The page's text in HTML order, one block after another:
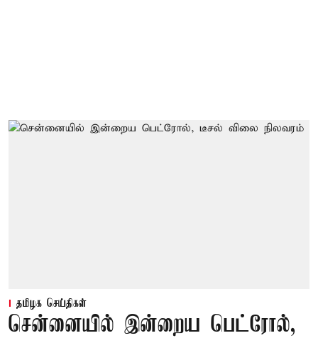
தமிழக செய்திகள்
சென்னையில் இன்றைய பெட்ரோல்,